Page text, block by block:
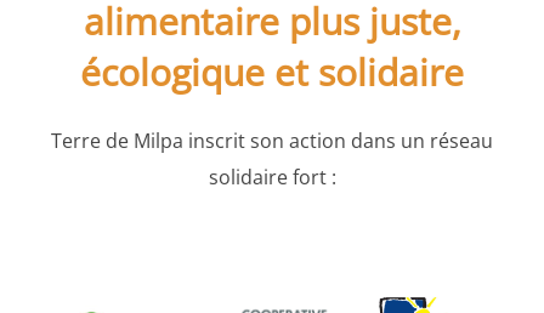
alimentaire plus juste,
écologique et solidaire
Terre de Milpa inscrit son action dans un réseau
solidaire fort :